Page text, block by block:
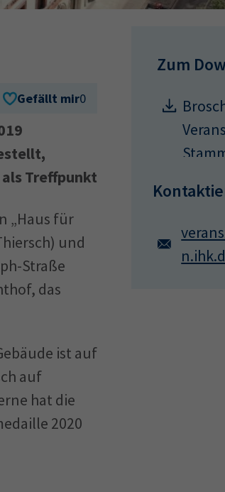
Gefällt mir0
Treffpunkt
„Haus für
und
Straße
das
ist auf
auf
hat die
2020
Zum